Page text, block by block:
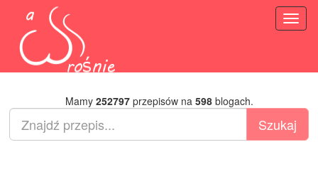
Mamy 252797przepisów na 598blogach.